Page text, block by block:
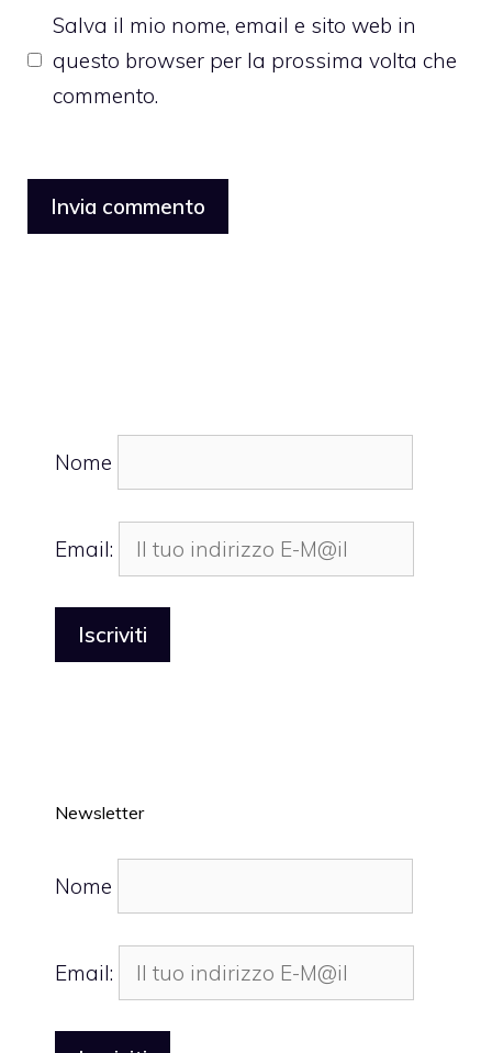
Salva il mio nome, email e sito web in
questo browser per la prossima volta che
commento.
Nome
Email:
Newsletter
Nome
Email: